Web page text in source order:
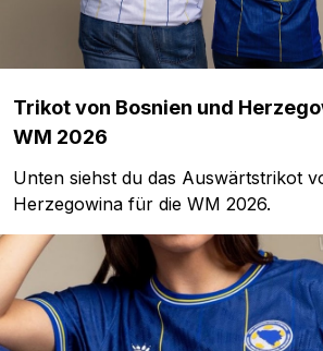
Trikot von Bosnien und
WM 2026
Unten siehst du das Auswärtstrikot
Herzegowina für die WM 2026.